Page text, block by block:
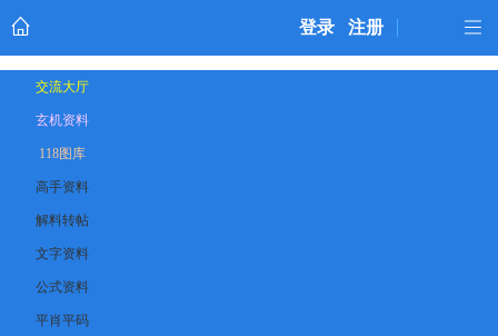
登录 注册
交流大厅
玄机资料
118图库
高手资料
解料转帖
文字资料
公式资料
平肖平码